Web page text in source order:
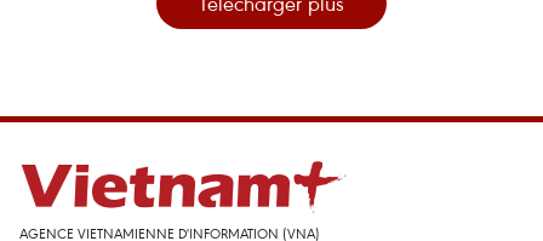
AGENCE VIETNAMIENNE D'INFORMATION (VNA)